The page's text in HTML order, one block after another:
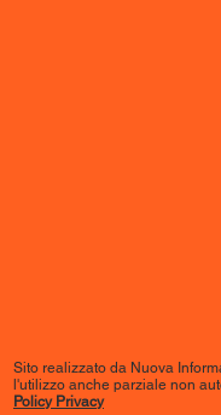
Sito realizzato da Nuova
l'utilizzo anche parziale non
Policy Privacy